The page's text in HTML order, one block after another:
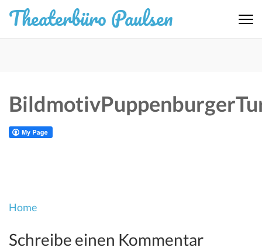
Inhalt
Theaterbüro Paulsen
Beitragsnavigation
Home
Schreibe einen Kommentar